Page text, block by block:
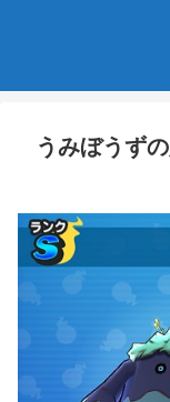
うみぼうず